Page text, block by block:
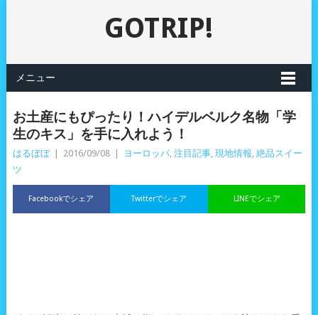
GOTRIP!
メニュー
お土産にもぴったり！ハイデルベルク名物「学
生のキス」を手に入れよう！
はるぼぼ 2016/09/08 ヨーロッパ, 注目記事, 現地情報, 絶品スイー
ツ
Facebookでシェア LINEでシェア
Twitterでシェア